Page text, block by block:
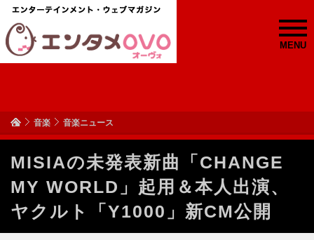
MENU
音楽 音楽ニュース
MISIAの未発表新曲「CHANGE
MY WORLD」起用＆本人出演、
ヤクルト「Y1000」新CM公開